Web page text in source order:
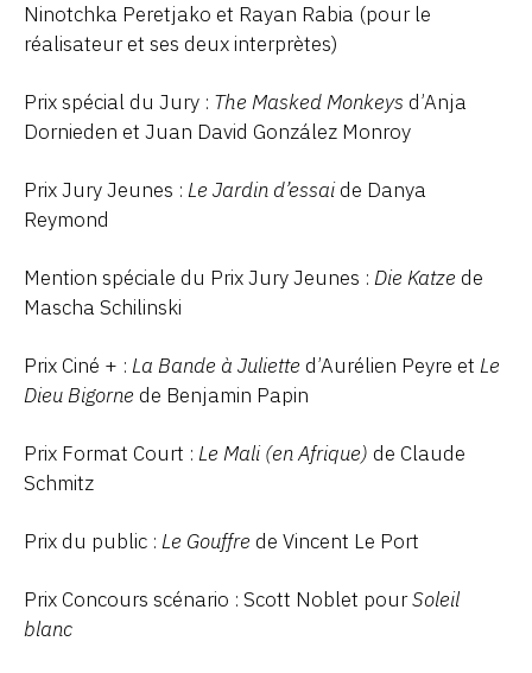
Ninotchka Peretjako et Rayan Rabia (pour le
réalisateur et ses deux interprètes)
Prix spécial du Jury : The Masked Monkeys d’Anja
Dornieden et Juan David González Monroy
Prix Jury Jeunes : Le Jardin d’essaide Danya
Reymond
Mention spéciale du Prix Jury Jeunes : Die Katze de
Mascha Schilinski
Prix Ciné + : La Bande à Juliette d’Aurélien Peyre et Le
Dieu Bigorne de Benjamin Papin
Prix Format Court : Le Mali (en Afrique) de Claude
Schmitz
Prix du public : Le Gouffre de Vincent Le Port
Prix Concours scénario : Scott Noblet pourSoleil
blanc